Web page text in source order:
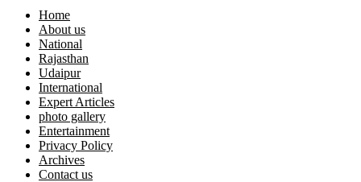
Home
About us
National
Rajasthan
Udaipur
International
Expert Articles
photo gallery
Entertainment
Privacy Policy
Archives
Contact us